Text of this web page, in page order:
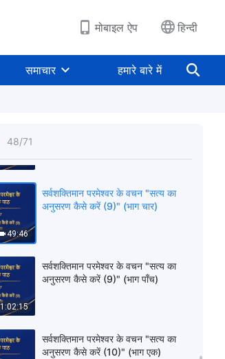
मोबाइल ऐप हिन्दी
समाचार हमारे बारे में
48/71
34:47
57:27
49:46
सर्वशक्तिमान परमेश्वर के वचन "सत्य का
अनुसरण कैसे करें (9)" (भाग चार)
1:02:15
सर्वशक्तिमान परमेश्वर के वचन "सत्य का
अनुसरण कैसे करें (9)" (भाग पाँच)
सर्वशक्तिमान परमेश्वर के वचन "सत्य का
अनुसरण कैसे करें (10)" (भाग एक)